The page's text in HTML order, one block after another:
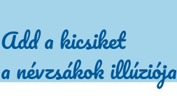
Add a kicsiket
a névzsákok illúziója